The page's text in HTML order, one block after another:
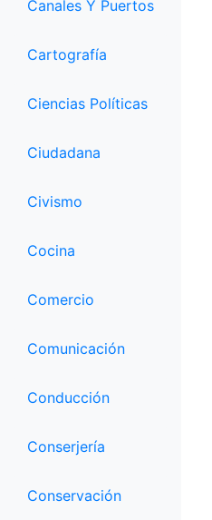
Canales Y Puertos
Cartografía
Ciencias Políticas
Ciudadana
Civismo
Cocina
Comercio
Comunicación
Conducción
Conserjería
Conservación